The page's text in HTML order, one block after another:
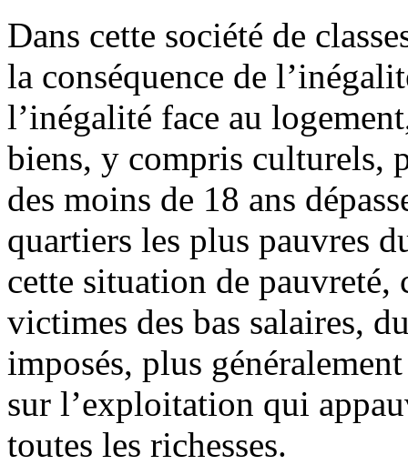
Dans cette société de
la conséquence de
l’inégalité face au
biens, y compris culturels,
des moins de 18 ans
quartiers les plus pauvres
cette situation de pauvreté,
victimes des bas salaires,
imposés, plus
sur l’exploitation qui
toutes les richesses.